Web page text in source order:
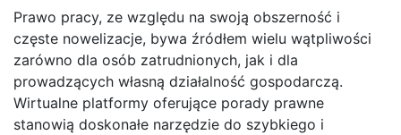
Prawo pracy, ze względu na swoją obszerność i
częste nowelizacje, bywa źródłem wielu wątpliwości
zarówno dla osób zatrudnionych, jak i dla
prowadzących własną działalność gospodarczą.
Wirtualne platformy oferujące porady prawne
stanowią doskonałe narzędzie do szybkiego i